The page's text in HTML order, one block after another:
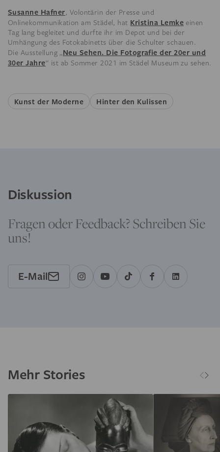
Susanne Hafner, Volontärin der Presse und
Onlinekommunikation am Städel, hat Kristina Lemke einen
Tag lang begleitet und durfte ihr im Depot und bei der
Umhängung des Fotokabinetts über die Schulter schauen.
Die Ausstellung „Neu Sehen. Die Fotografie der 20er und
30er Jahre“ ist ab Sommer 2021 im Städel Museum zu sehen.
Kunst der Moderne Hinter den Kulissen
Diskussion
Fragen oder Feedback? Schreiben Sie
uns!
E-Mail
Mehr Stories